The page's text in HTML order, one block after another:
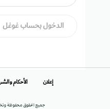
الدخول بحساب غوغل
جميع الحقوق محفوظة
إعلان الأحكام